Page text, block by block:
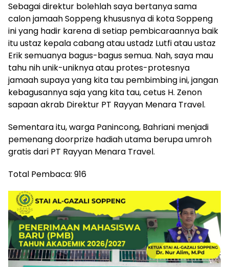
Sebagai direktur bolehlah saya bertanya sama
calon jamaah Soppeng khususnya di kota Soppeng
ini yang hadir karena di setiap pembicaraannya baik
itu ustaz kepala cabang atau ustadz Lutfi atau ustaz
Erik semuanya bagus-bagus semua. Nah, saya mau
tahu nih unik-uniknya atau protes-protesnya
jamaah supaya yang kita tau pembimbing ini, jangan
kebagusannya saja yang kita tau, cetus H. Zenon
sapaan akrab Direktur PT Rayyan Menara Travel.
Sementara itu, warga Panincong, Bahriani menjadi
pemenang doorprize hadiah utama berupa umroh
gratis dari PT Rayyan Menara Travel.
Total Pembaca: 916